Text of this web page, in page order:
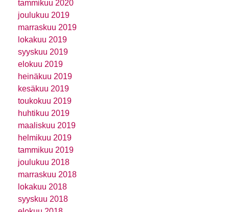
tammikuu 2020
joulukuu 2019
marraskuu 2019
lokakuu 2019
syyskuu 2019
elokuu 2019
heinäkuu 2019
kesäkuu 2019
toukokuu 2019
huhtikuu 2019
maaliskuu 2019
helmikuu 2019
tammikuu 2019
joulukuu 2018
marraskuu 2018
lokakuu 2018
syyskuu 2018